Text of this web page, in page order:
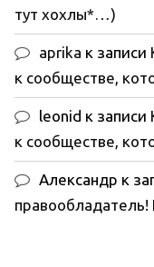
тут хохлы*…)
aprika к записи
к сообществе,
leonid к записи
к сообществе,
Александр к
правообладатель!